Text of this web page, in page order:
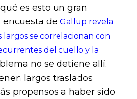
es esto un gran
encuesta de Gallup revela
largos se correlacionan con
del cuello y la
no se detiene allí.
largos traslados
propensos a haber sido